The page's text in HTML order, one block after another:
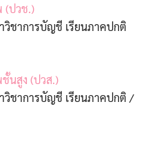
(ปวช.)
ชาการบัญชี เรียนภาคปกติ
2. ระดับประกาศนียบัตรวิชาชีพชั้นสูง (ปวส.)
ชาการบัญชี เรียนภาคปกติ /